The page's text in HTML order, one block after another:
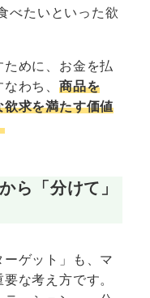
べたいといった欲
ために、お金を払
わち、 商品を
欲求を満たす価値
ら「分けて」
ーゲット」も、マ
な考え方です。